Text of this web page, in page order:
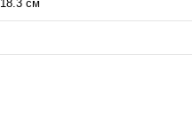
18.3 см